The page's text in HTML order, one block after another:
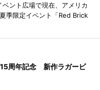
ント広場で現在、アメリカ
季限定イベント「Red Brick
周年記念 新作ラガービ